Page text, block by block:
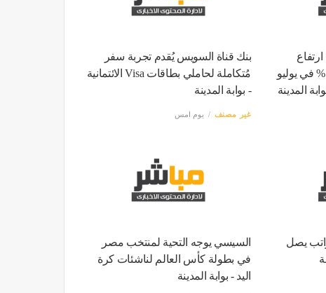
التضخم في مصر إلى 15.6% في يوليو
المدينة
بنك قناة السويس يُقدم تجربة سفر
مُتكاملة لحاملي بطاقات Visa الائتمانية
- بوابة المدينة
غير مصنف يوم امس
يصل
السيسي يوجه التحية لمنتخب مصر
في بطولة كأس العالم لناشئات كرة
اليد - بوابة المدينة